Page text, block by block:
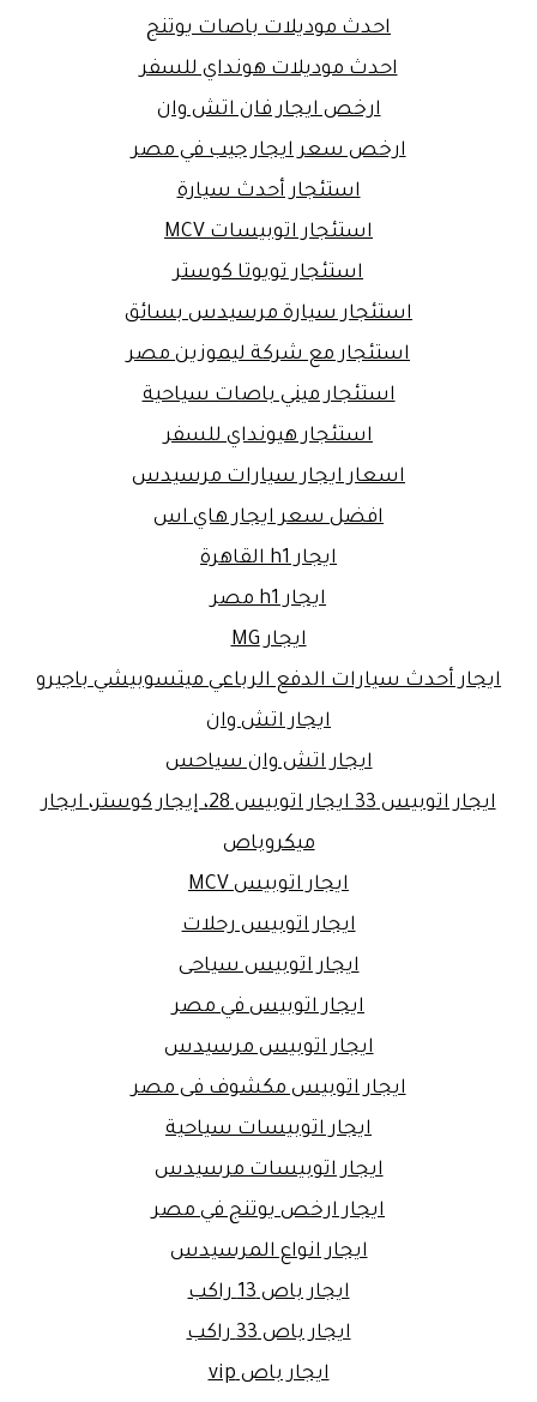
احدث موديلات باصات يوتنج
احدث موديلات هونداي للسفر
ارخص ايجار فان اتش وان
ارخص سعر ايجار جيب في مصر
استئجار أحدث سيارة
استئجار اتوبيسات MCV
استئجار تويوتا كوستر
استئجار سيارة مرسيدس بسائق
استئجار مع شركة ليموزين مصر
استئجار ميني باصات سياحية
استئجار هيونداي للسفر
اسعار ايجار سيارات مرسيدس
افضل سعر ايجار هاي اس
ايجار h1 القاهرة
ايجار h1 مصر
ايجار MG
ايجار أحدث سيارات الدفع الرباعي ميتسوبيشي باجيرو
ايجار اتش وان
ايجار اتش وان سياحس
ايجار اتوبيس 33 ايجار اتوبيس 28، إيجار كوستر، ايجار
ميكروباص
ايجار اتوبيس MCV
ايجار اتوبيس رحلات
ايجار اتوبيس سياحى
ايجار اتوبيس في مصر
ايجار اتوبيس مرسيدس
ايجار اتوبيس مكشوف فى مصر
ايجار اتوبيسات سياحية
ايجار اتوبيسات مرسيدس
ايجار ارخص يوتنج في مصر
ايجار انواع المرسيدس
ايجار باص 13 راكب
ايجار باص 33 راكب
ايجار باص vip